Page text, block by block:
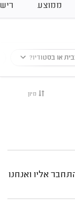
ממוצע
או בסטודיו?
מיון
אליו ואנחנו